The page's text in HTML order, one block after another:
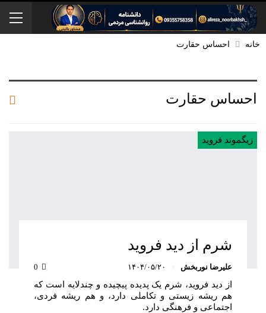
خانه احساس حقارت
احساس حقارت
زیگموند فروید
شرم از دید فروید
علیرضا نوربخش ۱۴۰۴/۰۵/۲۰
از دید فروید، شرم یک پدیده پیچیده و چندلایه است که
هم ریشه زیستی و تکاملی دارد، و هم ریشه فردی،
اجتماعی و فرهنگی دارد.